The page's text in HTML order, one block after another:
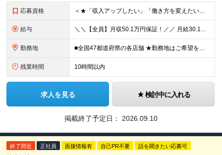
応募資格 ＜★「収入アップしたい」「働き方を変えたい」「スキルを身につけたい」方、大歓迎！★＞ ◆未経験OK ◆学歴不問・第二新卒歓迎 ◆社会人経験1年以上 ★100％人柄、意欲重視の採用です 「新しい環境で
給与 ＼＼【全員】月収50.1万円保証！／／ 月給30.1万円＋インセン＋特別手当20万円(半年間)＋賞与 ※経験者は優遇いたします（研修も免除の場合有） ※固定残業代:7万4000円以上/月45時間分
勤務地 ■全国47都道府県の各店舗 ★勤務地はご希望を考慮の上、決定します ★今後も店舗を全国に拡大していきます ★U・Iターン歓迎（社宅あり） ★マイカー通勤OK（地域により規定あり。詳細はお問合せくださ
残業時間 10時間以内
求人を見る 検討中に入れる
掲載終了予定日： 2026.09.10
終了間近 正社員 面接情報有 自己PR不要 話を聞きたい応募可